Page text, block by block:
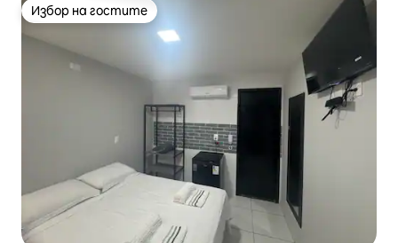
Избор на гостите
Избор на гостите